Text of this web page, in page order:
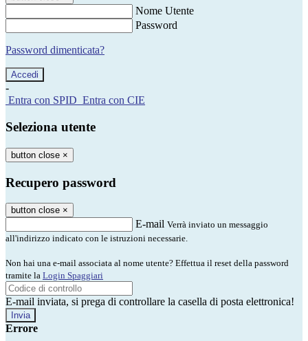
Nome Utente
Password
Password dimenticata?
-
Entra con SPID Entra con CIE
Seleziona utente
button close ×
Recupero password
button close ×
E-mail Verrà inviato un messaggio
all'indirizzo indicato con le istruzioni necessarie.
Non hai una e-mail associata al nome utente? Effettua il reset della password
tramite la Login Spaggiari
E-mail inviata, si prega di controllare la casella di posta elettronica!
Errore